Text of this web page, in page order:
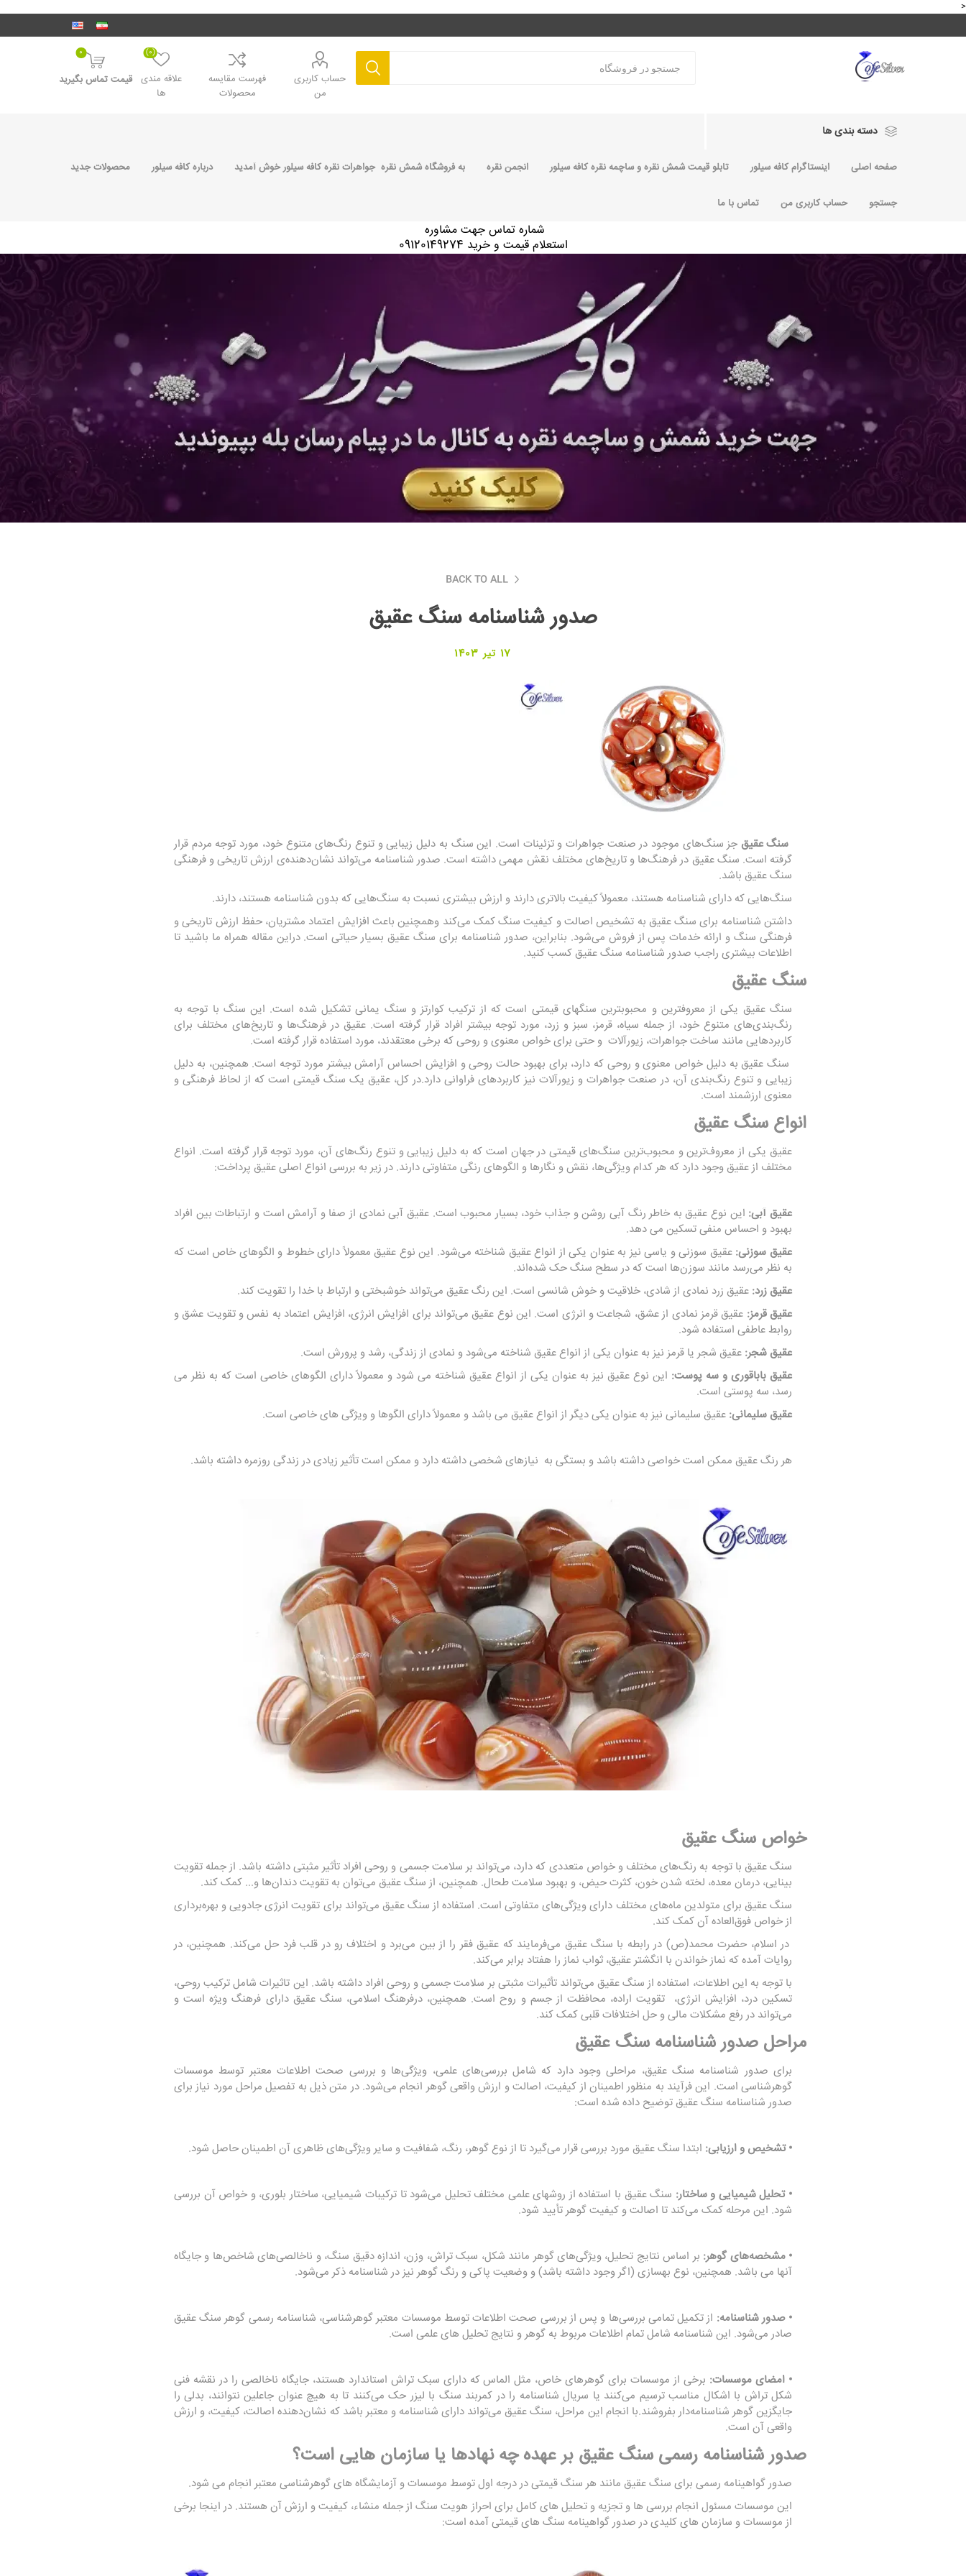
<
حساب کاربری
من
فهرست مقایسه
محصولات
علاقه مندی
ها
(0)
0
قیمت تماس بگیرید
دسته بندی ها
صفحه اصلی اینستاگرام کافه سیلور تابلو قیمت شمش نقره و ساچمه نقره کافه سیلور انجمن نقره به فروشگاه شمش نقره جواهرات نقره کافه سیلور خوش آمدید درباره کافه سیلور محصولات جدید
جستجو حساب کاربری من تماس با ما
شماره تماس جهت مشاوره
استعلام قیمت و خرید 09120149274
BACK TO ALL
صدور شناسنامه سنگ عقیق
17 تیر 1403
سنگ عقیقجز سنگ‌های موجود در صنعت جواهرات و تزئینات است. این سنگ به دلیل زیبایی و تنوع رنگ‌های متنوع خود، مورد توجه مردم قرار
گرفته است. سنگ عقیق در فرهنگ‌ها و تاریخ‌های مختلف نقش مهمی داشته است. صدور شناسنامه می‌تواند نشان‌دهنده‌ی ارزش تاریخی و فرهنگی
سنگ عقیق باشد.
سنگ‌هایی که دارای شناسنامه هستند، معمولاً کیفیت بالاتری دارند و ارزش بیشتری نسبت به سنگ‌هایی که بدون شناسنامه هستند، دارند.
داشتن شناسنامه برای سنگ عقیق به تشخیص اصالت و کیفیت سنگ کمک می‌کند وهمچنین باعث افزایش اعتماد مشتریان، حفظ ارزش تاریخی و
فرهنگی سنگ و ارائه خدمات پس از فروش می‌شود. بنابراین، صدور شناسنامه برای سنگ عقیق بسیار حیاتی است. دراین مقاله همراه ما باشید تا
اطلاعات بیشتری راجب صدور شناسنامه سنگ عقیق کسب کنید.
سنگ عقیق
سنگ عقیق یکی از معروفترین و محبوبترین سنگهای قیمتی است که از ترکیب کوارتز و سنگ یمانی تشکیل شده است. این سنگ با توجه به
رنگ‌بندی‌های متنوع خود، از جمله‌ سیاه، قرمز، سبز و زرد، مورد توجه بیشتر افراد قرار گرفته است. عقیق در فرهنگ‌ها و تاریخ‌های مختلف برای
کاربردهایی مانند ساخت جواهرات، زیورآلات و حتی برای خواص معنوی و روحی که برخی معتقدند، مورد استفاده قرار گرفته است.
سنگ عقیق به دلیل خواص معنوی و روحی که دارد، برای بهبود حالت روحی و افزایش احساس آرامش بیشتر مورد توجه است. همچنین، به دلیل
زیبایی و تنوع رنگ‌بندی آن، در صنعت جواهرات و زیورآلات نیز کاربردهای فراوانی دارد.در کل، عقیق یک سنگ قیمتی است که از لحاظ فرهنگی و
معنوی ارزشمند است.
انواع سنگ عقیق
عقیق یکی از معروف‌ترین و محبوب‌ترین سنگ‌های قیمتی در جهان است که به دلیل زیبایی و تنوع رنگ‌های آن، مورد توجه قرار گرفته است. انواع
مختلف از عقیق وجود دارد که هر کدام ویژگی‌ها، نقش و نگارها و الگوهای رنگی متفاوتی دارند. در زیر به بررسی انواع اصلی عقیق پرداخت:
عقیق آبی: این نوع عقیق به خاطر رنگ آبی روشن و جذاب خود، بسیار محبوب است. عقیق آبی نمادی از صفا و آرامش است و ارتباطات بین افراد
بهبود و احساس منفی تسکین می دهد.
عقیق سوزنی: عقیق سوزنی و یاسی نیز به عنوان یکی از انواع عقیق شناخته می‌شود. این نوع عقیق معمولاً دارای خطوط و الگوهای خاص است که
به نظر می‌رسد مانند سوزن‌ها است که در سطح سنگ حک شده‌اند.
عقیق زرد: عقیق زرد نمادی از شادی، خلاقیت و خوش شانسی است. این رنگ عقیق می‌تواند خوشبختی و ارتباط با خدا را تقویت کند.
عقیق قرمز: عقیق قرمز نمادی از عشق، شجاعت و انرژی است. این نوع عقیق می‌تواند برای افزایش انرژی، افزایش اعتماد به نفس و تقویت عشق و
روابط عاطفی استفاده شود.
عقیق شجر: عقیق شجر یا قرمز نیز به عنوان یکی از انواع عقیق شناخته می‌شود و نمادی از زندگی، رشد و پرورش است.
عقیق باباقوری و سه پوست: این نوع عقیق نیز به عنوان یکی از انواع عقیق شناخته می شود و معمولاً دارای الگوهای خاصی است که به نظر می
رسد، سه پوستی است.
عقیق سلیمانی: عقیق سلیمانی نیز به عنوان یکی دیگر از انواع عقیق می باشد و معمولاً دارای الگوها و ویژگی های خاصی است.
هر رنگ عقیق ممکن است خواصی داشته باشد و بستگی به نیازهای شخصی داشته دارد و ممکن است تأثیر زیادی در زندگی روزمره داشته باشد.
خواص سنگ عقیق
سنگ عقیق با توجه به رنگ‌های مختلف و خواص متعددی که دارد، می‌تواند بر سلامت جسمی و روحی افراد تأثیر مثبتی داشته باشد. از جمله تقویت
بینایی، درمان معده، لخته شدن خون، کثرت حیض، و بهبود سلامت طحال. همچنین، از سنگ عقیق می‌توان به تقویت دندان‌ها و... کمک کند.
سنگ عقیق برای متولدین ماه‌های مختلف دارای ویژگی‌های متفاوتی است. استفاده از سنگ عقیق می‌تواند برای تقویت انرژی جادویی و بهره‌برداری
از خواص فوق‌العاده آن کمک کند.
در اسلام، حضرت محمد(ص) در رابطه با سنگ عقیق می‌فرمایند که عقیق فقر را از بین می‌برد و اختلاف رو در قلب فرد حل می‌کند. همچنین، در
روایات آمده که نماز خواندن با انگشتر عقیق، ثواب نماز را هفتاد برابر می‌کند.
با توجه به این اطلاعات، استفاده از سنگ عقیق می‌تواند تأثیرات مثبتی بر سلامت جسمی و روحی افراد داشته باشد. این تاثیرات شامل ترکیب روحی،
تسکین درد، افزایش انرژی، تقویت اراده، محافظت از جسم و روح است. همچنین، درفرهنگ اسلامی، سنگ عقیق دارای فرهنگ ویژه است و
می‌تواند در رفع مشکلات مالی و حل اختلافات قلبی کمک کند.
مراحل صدور شناسنامه سنگ عقیق
برای صدور شناسنامه سنگ عقیق، مراحلی وجود دارد که شامل بررسی‌های علمی، ویژگی‌ها و بررسی صحت اطلاعات معتبر توسط موسسات
گوهرشناسی است. این فرآیند به منظور اطمینان از کیفیت، اصالت و ارزش واقعی گوهر انجام می‌شود. در متن ذیل به تفصیل مراحل مورد نیاز برای
صدور شناسنامه سنگ عقیق توضیح داده شده است:
• تشخیص و ارزیابی: ابتدا سنگ عقیق مورد بررسی قرار می‌گیرد تا از نوع گوهر، رنگ، شفافیت و سایر ویژگی‌های ظاهری آن اطمینان حاصل شود.
• تحلیل شیمیایی و ساختار: سنگ عقیق با استفاده از روشهای علمی مختلف تحلیل می‌شود تا ترکیبات شیمیایی، ساختار بلوری، و خواص آن بررسی
شود. این مرحله کمک می‌کند تا اصالت و کیفیت گوهر تأیید شود.
• مشخصه‌های گوهر: بر اساس نتایج تحلیل، ویژگی‌های گوهر مانند شکل، سبک تراش، وزن، اندازه دقیق سنگ، و ناخالصی‌های شاخص‌ها و جایگاه
آنها می باشد. همچنین، نوع بهسازی (اگر وجود داشته باشد) و وضعیت پاکی و رنگ گوهر نیز در شناسنامه ذکر می‌شود.
• صدور شناسنامه: از تکمیل تمامی بررسی‌ها و پس از بررسی صحت اطلاعات توسط موسسات معتبر گوهرشناسی، شناسنامه رسمی گوهر سنگ عقیق
صادر می‌شود. این شناسنامه شامل تمام اطلاعات مربوط به گوهر و نتایج تحلیل های علمی است.
• امضای موسسات: برخی از موسسات برای گوهرهای خاص، مثل الماس که دارای سبک تراش استاندارد هستند، جایگاه ناخالصی را در نقشه فنی
شکل تراش با اشکال مناسب ترسیم می‌کنند یا سریال شناسنامه را در کمربند سنگ با لیزر حک می‌کنند تا به هیچ عنوان جاعلین نتوانند، بدلی را
جایگزین گوهر شناسنامه‌دار بفروشند.با انجام این مراحل، سنگ عقیق می‌تواند دارای شناسنامه و معتبر باشد که نشان‌دهنده اصالت، کیفیت، و ارزش
واقعی آن است.
صدور شناسنامه رسمی سنگ عقیق بر عهده چه نهادها یا سازمان هایی است؟
صدور گواهینامه رسمی برای سنگ عقیق مانند هر سنگ قیمتی در درجه اول توسط موسسات و آزمایشگاه های گوهرشناسی معتبر انجام می شود.
این موسسات مسئول انجام بررسی ها و تجزیه و تحلیل های کامل برای احراز هویت سنگ از جمله منشاء، کیفیت و ارزش آن هستند. در اینجا برخی
از موسسات و سازمان های کلیدی در صدور گواهینامه سنگ های قیمتی آمده است: